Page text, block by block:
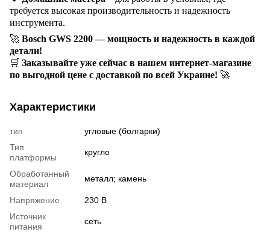
требуется высокая производительность и надежность
инструмента.
🚀 Bosch GWS 2200 — мощность и надежность в каждой
детали!
🛒 Заказывайте уже сейчас в нашем интернет-магазине
по выгодной цене с доставкой по всей Украине! 🚀
Характеристики
тип
угловые (болгарки)
Тип
платформы
кругло
Обработанный
материал
металл; камень
Напряжение
230 В
Источник
питания
сеть